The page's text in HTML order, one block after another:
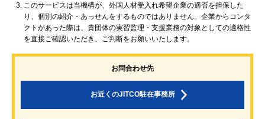
このサービスは当機構が、外国人材受入れ希望企業の適否を担保した
り、個別の紹介・あっせんをするものではありません。企業からコンタ
クトがあった際は、貴団体の実習監理・支援業務の対象としての適格性
を直接ご確認いただき、ご判断をお願いいたします。
お問合わせ先
お近くのJITCO駐在事務所